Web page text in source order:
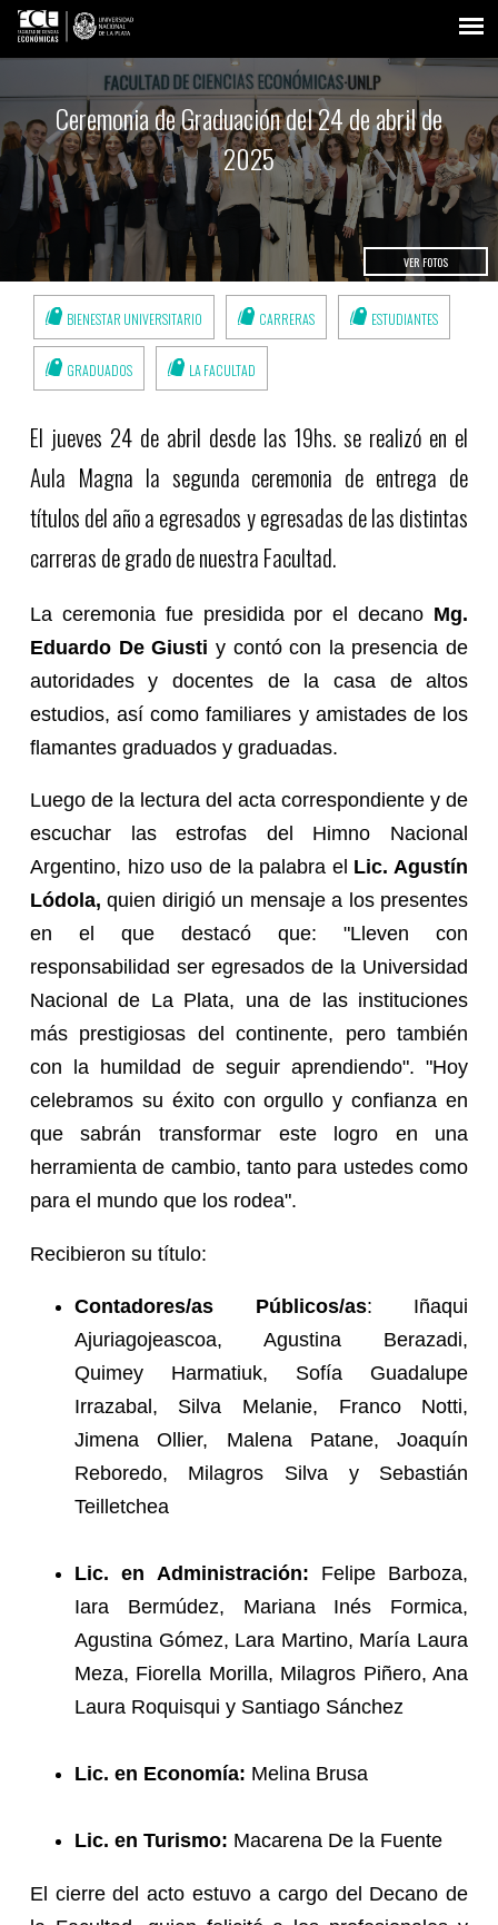
Ceremonia de Graduación del 24 de abril de
2025
VER FOTOS
BIENESTAR UNIVERSITARIO CARRERAS ESTUDIANTES
GRADUADOS LA FACULTAD
El jueves 24 de abril desde las 19hs. se realizó en el
Aula Magna la segunda ceremonia de entrega de
títulos del año a egresados y egresadas de las distintas
carreras de grado de nuestra Facultad.
La ceremonia fue presidida por el decano Mg.
Eduardo De Giusti y contó con la presencia de
autoridades y docentes de la casa de altos
estudios, así como familiares y amistades de los
flamantes graduados y graduadas.
Luego de la lectura del acta correspondiente y de
escuchar las estrofas del Himno Nacional
Argentino, hizo uso de la palabra el Lic. Agustín
Lódola, quien dirigió un mensaje a los presentes
en el que destacó que: "Lleven con
responsabilidad ser egresados de la Universidad
Nacional de La Plata, una de las instituciones
más prestigiosas del continente, pero también
con la humildad de seguir aprendiendo". "Hoy
celebramos su éxito con orgullo y confianza en
que sabrán transformar este logro en una
herramienta de cambio, tanto para ustedes como
para el mundo que los rodea".
Recibieron su título:
Contadores/as Públicos/as: Iñaqui
Ajuriagojeascoa, Agustina Berazadi,
Quimey Harmatiuk, Sofía Guadalupe
Irrazabal, Silva Melanie, Franco Notti,
Jimena Ollier, Malena Patane, Joaquín
Reboredo, Milagros Silva y Sebastián
Teilletchea
Lic. en Administración: Felipe Barboza,
Iara Bermúdez, Mariana Inés Formica,
Agustina Gómez, Lara Martino, María Laura
Meza, Fiorella Morilla, Milagros Piñero, Ana
Laura Roquisqui y Santiago Sánchez
Lic. en Economía: Melina Brusa
Lic. en Turismo: Macarena De la Fuente
El cierre del acto estuvo a cargo del Decano de